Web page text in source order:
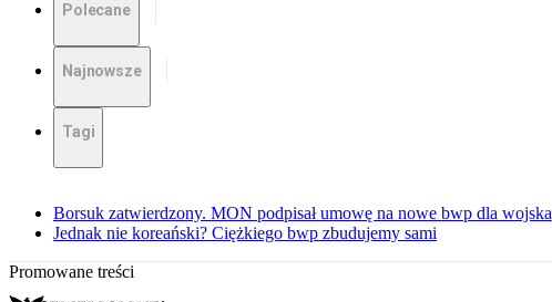
Polecane
Najnowsze
Tagi
Borsuk zatwierdzony. MON podpisał umowę na nowe bwp dla wojska
Jednak nie koreański? Ciężkiego bwp zbudujemy sami
Promowane treści